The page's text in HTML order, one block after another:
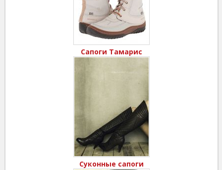
Сапоги Тамарис
Суконные сапоги